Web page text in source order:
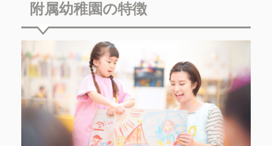
附属幼稚園の特徴